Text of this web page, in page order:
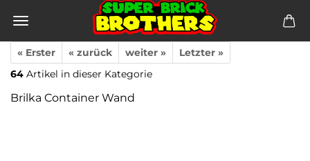
« Erster « zurück weiter »
Letzter »
64 Artikel in dieser Kategorie
Brilka Container Wand